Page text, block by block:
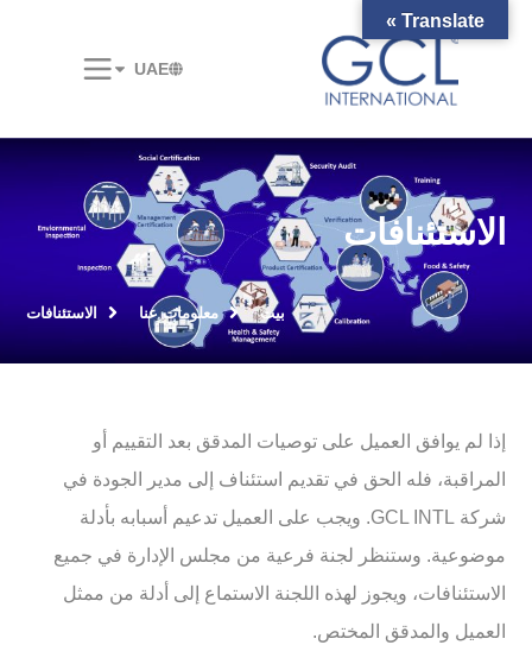
UAE
الاستئنافات
بيت معلومات عنا الاستئنافات
إذا لم يوافق العميل على توصيات المدقق بعد التقييم أو
المراقبة، فله الحق في تقديم استئناف إلى مدير الجودة في
شركة GCL INTL. ويجب على العميل تدعيم أسبابه بأدلة
موضوعية. وستنظر لجنة فرعية من مجلس الإدارة في جميع
الاستئنافات، ويجوز لهذه اللجنة الاستماع إلى أدلة من ممثل
العميل والمدقق المختص.
Translate »